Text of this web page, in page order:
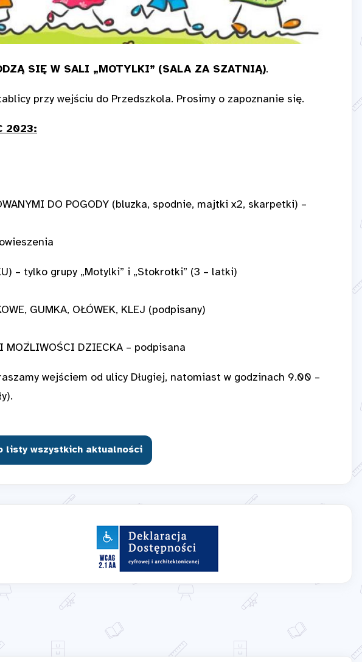
SIĘ W SALI „MOTYLKI” (SALA ZA SZATNIĄ).
przy wejściu do Przedszkola. Prosimy o zapoznanie się.
2023:
DO POGODY (bluzka, spodnie, majtki x2, skarpetki) –
– tylko grupy „Motylki” i „Stokrotki” (3 – latki)
GUMKA, OŁÓWEK, KLEJ (podpisany)
I MOŻLIWOŚCI DZIECKA – podpisana
wejściem od ulicy Długiej, natomiast w godzinach 9.00 –
listy wszystkich aktualności